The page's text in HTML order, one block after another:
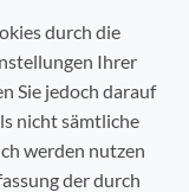
durch die
Ihrer
Sie jedoch darauf
nicht sämtliche
werden nutzen
der durch